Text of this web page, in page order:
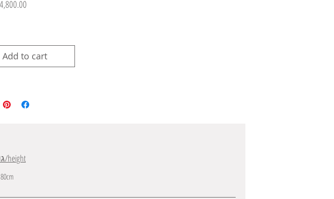
Add to cart / לרכישה
height/גובה
80cm